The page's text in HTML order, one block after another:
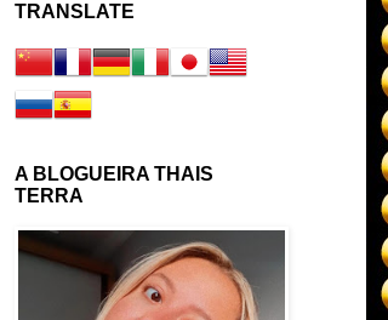
TRANSLATE
A BLOGUEIRA THAIS
TERRA